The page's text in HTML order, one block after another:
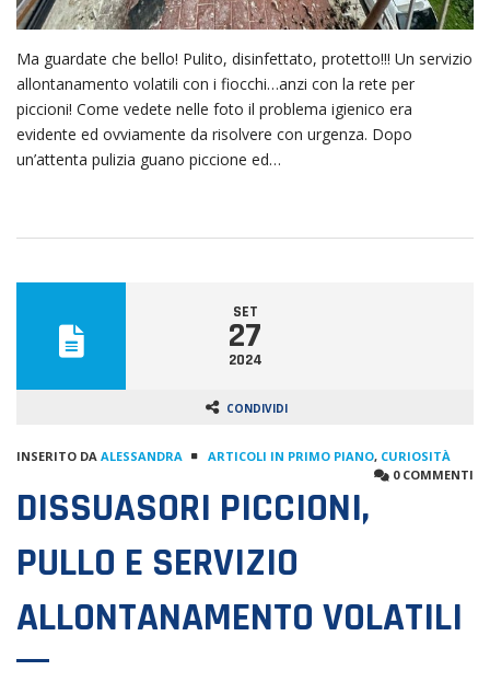
Ma guardate che bello! Pulito, disinfettato, protetto!!! Un servizio
allontanamento volatili con i fiocchi…anzi con la rete per
piccioni! Come vedete nelle foto il problema igienico era
evidente ed ovviamente da risolvere con urgenza. Dopo
un’attenta pulizia guano piccione ed…
SET
27
2024
CONDIVIDI
INSERITO DA ALESSANDRA ARTICOLI IN PRIMO PIANO, CURIOSITÀ
0 COMMENTI
DISSUASORI PICCIONI,
PULLO E SERVIZIO
ALLONTANAMENTO VOLATILI